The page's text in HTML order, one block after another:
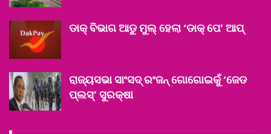
ଡାକ୍ ବିଭାଗ ଆଡୁ ମୁଲ୍ ହେଲା ‘ଡାକ୍ ପେ’ ଆପ୍‌
ରାଜ୍ୟସଭା ସାଂସଦ୍ ରଂଜନ୍ ଗୋଗୋଇକୁଁ ‘ଜେଡ
ପ୍ଲସ୍‌’ ସୁରକ୍ଷା